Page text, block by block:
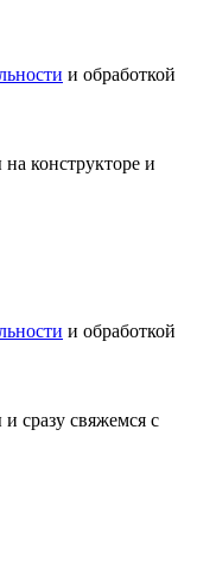
и обработкой
конструкторе и
и обработкой
сразу свяжемся с